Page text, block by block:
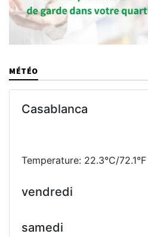
MÉTÉO
Casablanca
Temperature: 22.3°C/72.1°F
vendredi
samedi